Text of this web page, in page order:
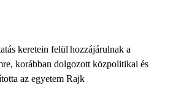
keretein felül hozzájárulnak a
, korábban dolgozott közpolitikai és
az egyetem Rajk